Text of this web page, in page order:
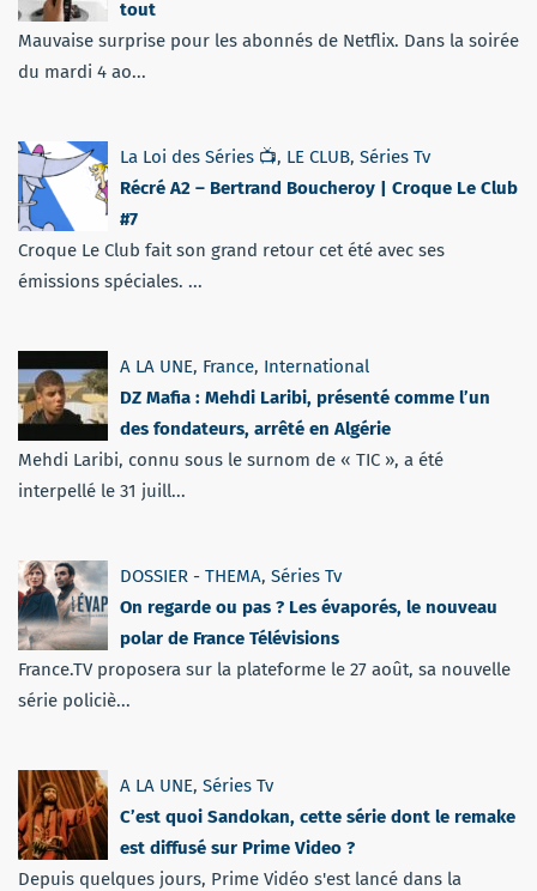
tout
Mauvaise surprise pour les abonnés de Netflix. Dans la soirée
du mardi 4 ao...
La Loi des Séries 📺, LE CLUB, Séries Tv
Récré A2 – Bertrand Boucheroy | Croque Le Club
#7
Croque Le Club fait son grand retour cet été avec ses
émissions spéciales. ...
A LA UNE, France, International
DZ Mafia : Mehdi Laribi, présenté comme l’un
des fondateurs, arrêté en Algérie
Mehdi Laribi, connu sous le surnom de « TIC », a été
interpellé le 31 juill...
DOSSIER - THEMA, Séries Tv
On regarde ou pas ? Les évaporés, le nouveau
polar de France Télévisions
France.TV proposera sur la plateforme le 27 août, sa nouvelle
série policiè...
A LA UNE, Séries Tv
C’est quoi Sandokan, cette série dont le remake
est diffusé sur Prime Video ?
Depuis quelques jours, Prime Vidéo s'est lancé dans la